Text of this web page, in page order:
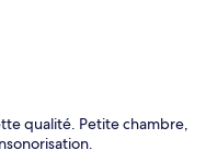
qualité. Petite chambre,